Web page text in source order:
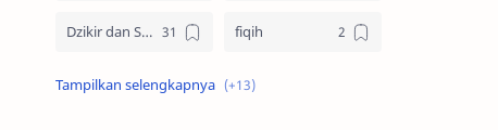
Dzikir dan Sholawat fiqih
idul adha Imam Syafii